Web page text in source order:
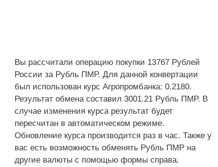
Вы рассчитали операцию покупки 13767 Рублей
России за Рубль ПМР. Для данной конвертации
был использован курс Агропромбанка: 0.2180.
Результат обмена составил 3001.21 Рубль ПМР. В
случае изменения курса результат будет
пересчитан в автоматическом режиме.
Обновление курса производится раз в час. Также у
вас есть возможность обменять Рубль ПМР на
другие валюты с помощью формы справа.